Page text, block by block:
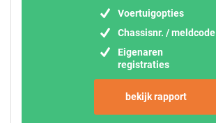
Voertuigopties
Chassisnr. / meldcode
Eigenaren
registraties
bekijk rapport